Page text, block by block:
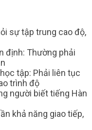
sự tập trung cao độ,
định: Thường phải
tập: Phải liên tục
trình độ
người biết tiếng Hàn
khả năng giao tiếp,